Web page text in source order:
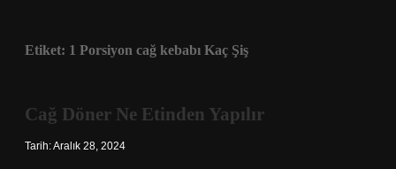
Etiket: 1 Porsiyon cağ kebabı Kaç Şiş
Cağ Döner Ne Etinden Yapılır
Tarih: Aralık 28, 2024